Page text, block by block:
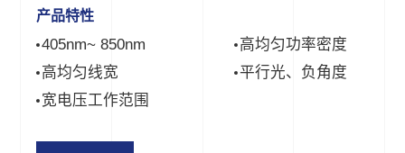
产品特性
405nm~ 850nm
高均匀功率密度
高均匀线宽
平行光、负角度
宽电压工作范围